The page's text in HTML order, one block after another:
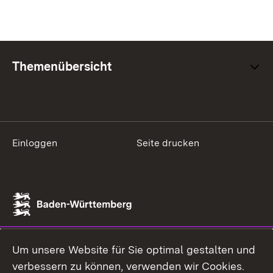
Themenübersicht
Einloggen Seite drucken
Um unsere Website für Sie optimal gestalten und
verbessern zu können, verwenden wir Cookies.